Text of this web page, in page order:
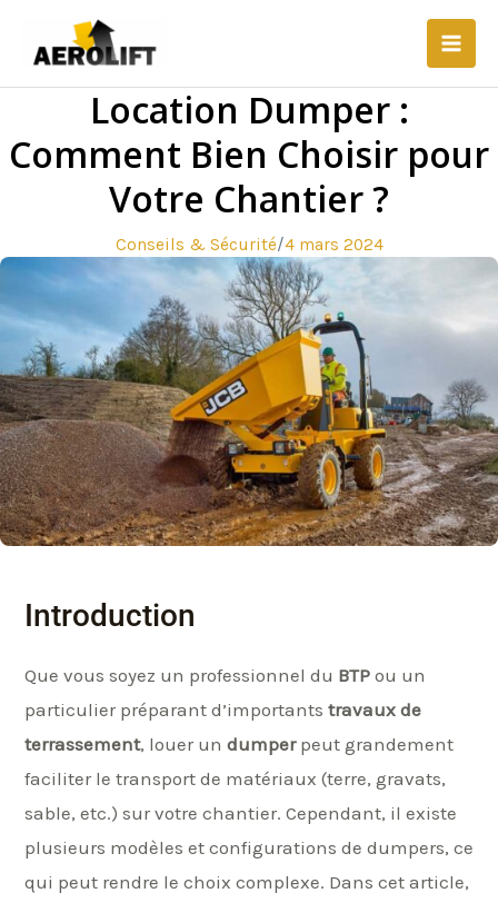
contenu
Main
Location Dumper :
Comment Bien Choisir pour
Votre Chantier ?
Conseils & Sécurité/4 mars 2024
Introduction
Que vous soyez un professionnel du BTP ou un
particulier préparant d’importants travaux de
terrassement, louer un dumperpeut grandement
faciliter le transport de matériaux (terre, gravats,
sable, etc.) sur votre chantier. Cependant, il existe
plusieurs modèles et configurations de dumpers, ce
qui peut rendre le choix complexe. Dans cet article,